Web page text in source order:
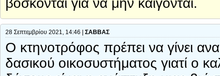
βοσκόνται για να μην καίγονται.
28 Σεπτεμβρίου 2021, 14:46 | ΣΑΒΒΑΣ
Ο κτηνοτρόφος πρέπει να γίνει
δασικού οικοσυστήματος γιατί ο